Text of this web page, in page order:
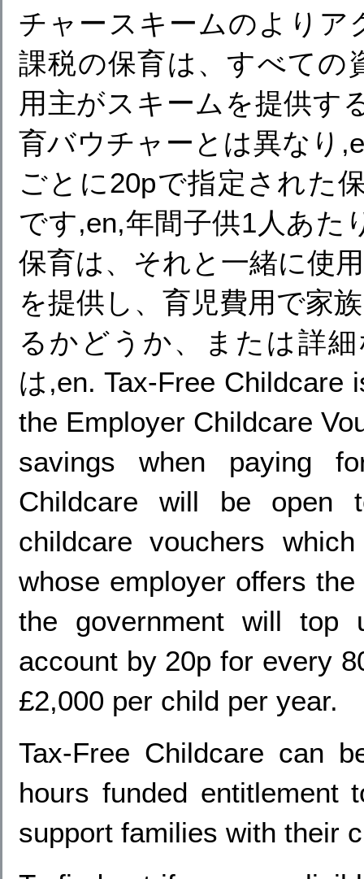
チャースキームのよりア
課税の保育は、すべての
用主がスキームを提供す
育バウチャーとは異なり
ごとに20pで指定された
です,en,年間子供1人あた
保育は、それと一緒に使
を提供し、育児費用で家
るかどうか、または詳
は,en. Tax-Free Childcare
the Employer Childcare
savings when paying
Childcare will be open
childcare vouchers
whose employer offers
the government will top
account by 20p for every
£2,000 per child per year.
Tax-Free Childcare can
hours funded entitlement
support families with their